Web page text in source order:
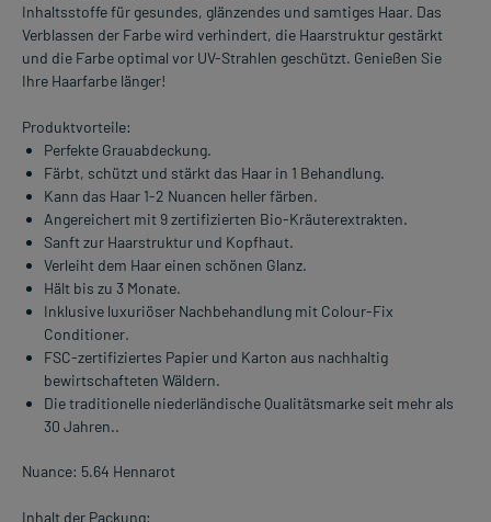
Inhaltsstoffe für gesundes, glänzendes und samtiges Haar. Das
Verblassen der Farbe wird verhindert, die Haarstruktur gestärkt
und die Farbe optimal vor UV-Strahlen geschützt. Genießen Sie
Ihre Haarfarbe länger!
Produktvorteile:
Perfekte Grauabdeckung.
Färbt, schützt und stärkt das Haar in 1 Behandlung.
Kann das Haar 1-2 Nuancen heller färben.
Angereichert mit 9 zertifizierten Bio-Kräuterextrakten.
Sanft zur Haarstruktur und Kopfhaut.
Verleiht dem Haar einen schönen Glanz.
Hält bis zu 3 Monate.
Inklusive luxuriöser Nachbehandlung mit Colour-Fix
Conditioner.
FSC-zertifiziertes Papier und Karton aus nachhaltig
bewirtschafteten Wäldern.
Die traditionelle niederländische Qualitätsmarke seit mehr als
30 Jahren..
Nuance: 5.64 Hennarot
Inhalt der Packung: